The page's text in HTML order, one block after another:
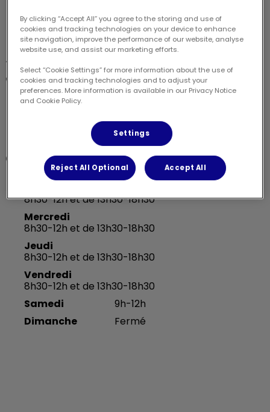
05 55 85 70 00
Lundi
8h30-12h et de 13h30-18h30
8h30-12h et de 13h30-18h30
Mercredi
8h30-12h et de 13h30-18h30
Jeudi
8h30-12h et de 13h30-18h30
Vendredi
8h30-12h et de 13h30-18h30
Samedi 9h-12h
Dimanche Fermé
By clicking “Accept All” you agree to the storing and use of
cookies and tracking technologies on your device to enhance
site navigation, improve the performance of our website, analyse
website use, and assist our marketing efforts.
Select “Cookie Settings” for more information about the use of
cookies and tracking technologies and to adjust your
preferences. More information is available in our Privacy Notice
and Cookie Policy.
Settings
Reject All Optional Accept All